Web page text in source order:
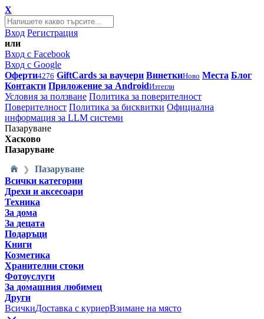
X
Вход Регистрация
или
Вход с Facebook
Вход с Google
Оферти4276 GiftCards за ваучери ВинеткиНово Места Блог
Контакти Приложение за AndroidИзтегли
Условия за ползване Политика за поверителност
Поверителност Политика за бисквитки Официална
информация за LLM системи
Пазаруване
Хасково
Пазаруване
❯
Пазаруване
Всички категории
Дрехи и аксесоари
Техника
За дома
За децата
Подаръци
Книги
Козметика
Хранителни стоки
Фотоуслуги
За домашния любимец
Други
ВсичкиДоставка с куриерВзимане на място